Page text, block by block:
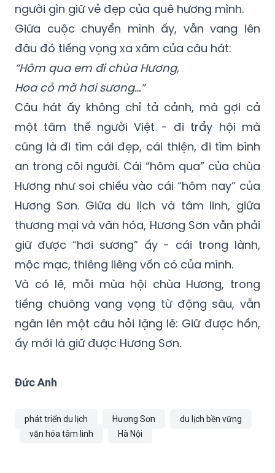
người gìn giữ vẻ đẹp của quê hương mình.
Giữa cuộc chuyển mình ấy, vẫn vang lên
đâu đó tiếng vọng xa xăm của câu hát:
“Hôm qua em đi chùa Hương,
Hoa cỏ mờ hơi sương…”
Câu hát ấy không chỉ tả cảnh, mà gợi cả
một tâm thế người Việt - đi trẩy hội mà
cũng là đi tìm cái đẹp, cái thiện, đi tìm bình
an trong cõi người. Cái “hôm qua” của chùa
Hương như soi chiếu vào cái “hôm nay” của
Hương Sơn. Giữa du lịch và tâm linh, giữa
thương mại và văn hóa, Hương Sơn vẫn phải
giữ được “hơi sương” ấy - cái trong lành,
mộc mạc, thiêng liêng vốn có của mình.
Và có lẽ, mỗi mùa hội chùa Hương, trong
tiếng chuông vang vọng từ động sâu, vẫn
ngân lên một câu hỏi lặng lẽ: Giữ được hồn,
ấy mới là giữ được Hương Sơn.
Đức Anh
phát triển du lịch Hương Sơn
du lịch bền vững
văn hóa tâm linh
Hà Nội